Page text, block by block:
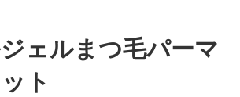
ェルまつ毛パーマ
ト